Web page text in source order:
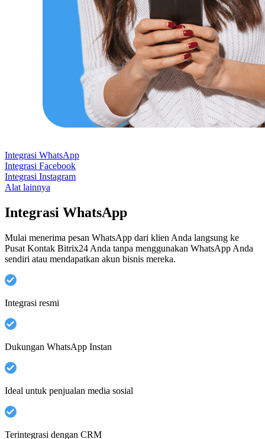
Integrasi WhatsApp
Integrasi Facebook
Integrasi Instagram
Alat lainnya
Integrasi WhatsApp
Mulai menerima pesan WhatsApp dari klien Anda langsung ke
Pusat Kontak Bitrix24 Anda tanpa menggunakan WhatsApp Anda
sendiri atau mendapatkan akun bisnis mereka.
Integrasi resmi
Dukungan WhatsApp Instan
Ideal untuk penjualan media sosial
Terintegrasi dengan CRM